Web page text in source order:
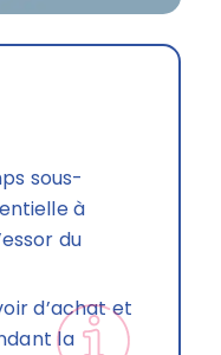
sous-
à
du
d’achat et
la